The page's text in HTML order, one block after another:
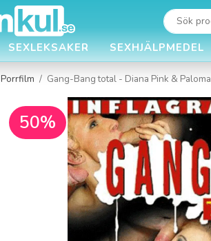
SEXLEKSAKER SEXHJÄLPMEDEL
Porrfilm / Gang-Bang total - Diana Pink & Paloma
50%